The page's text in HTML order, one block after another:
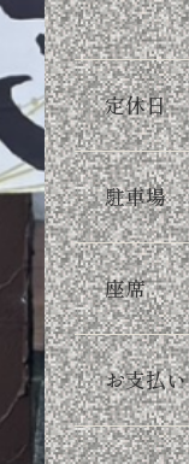
定休日
駐車場
座席
お支払い